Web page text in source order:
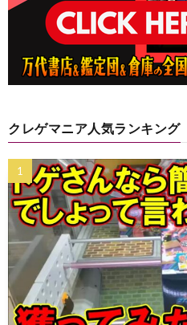
クレゲマニア人気ランキング